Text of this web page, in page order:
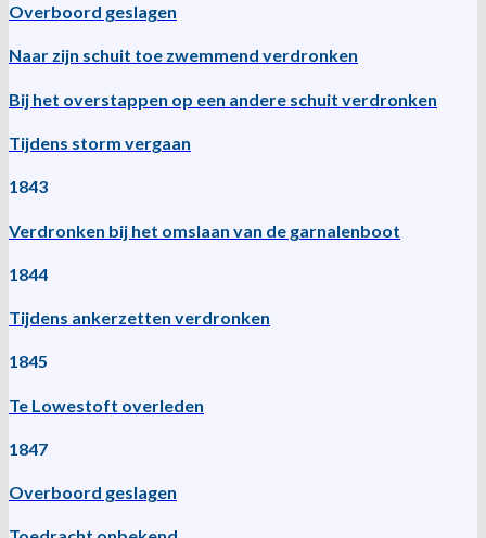
Overboord geslagen
Naar zijn schuit toe zwemmend verdronken
Bij het overstappen op een andere schuit verdronken
Tijdens storm vergaan
1843
Verdronken bij het omslaan van de garnalenboot
1844
Tijdens ankerzetten verdronken
1845
Te Lowestoft overleden
1847
Overboord geslagen